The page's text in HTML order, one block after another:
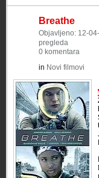
Breathe
Objavljeno: 12-
pregleda
0 komentara
in Novi filmovi